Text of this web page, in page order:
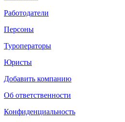
Работодатели
Персоны
Туроператоры
Юристы
Добавить компанию
Об ответственности
Конфиденциальность